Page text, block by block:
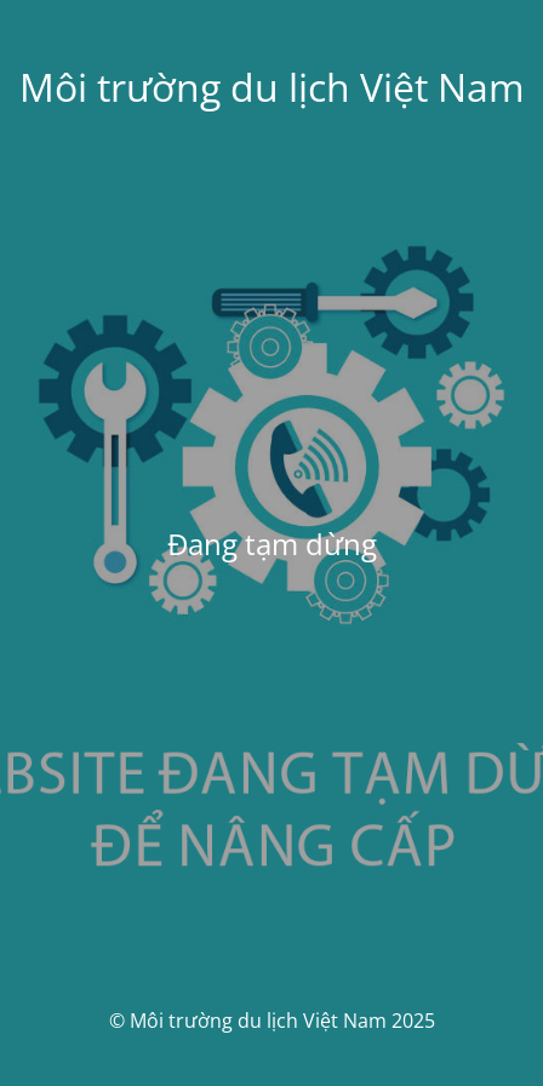
Môi trường du lịch Việt Nam
Đang tạm dừng
© Môi trường du lịch Việt Nam 2025